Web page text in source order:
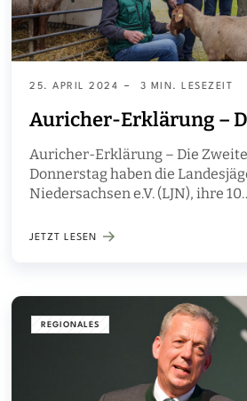
25. APRIL 2024 3 MIN. LESEZEIT
Auricher-Erklärung –
Auricher-Erklärung – Die
Donnerstag haben die
Niedersachsen e.V. (LJN), ihre 10
Bremen e.V. in Aurich ihre
JETZT LESEN
REGIONALES